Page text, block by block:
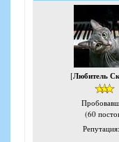
[Любитель
(60